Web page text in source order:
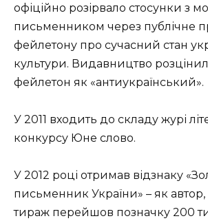
офіційно розірвало стосунки з
письменником через публічне
фейлетону про сучасний стан
культури. Видавництво
фейлетон як «антиукраїнський».
У 2011 входить до складу журі
конкурсу Юне слово.
У 2012 році отримав відзнаку
письменник України» – як
тираж перейшов позначку 200